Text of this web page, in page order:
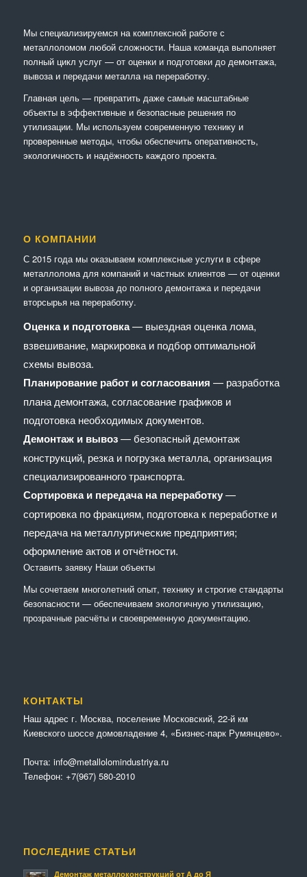
Мы специализируемся на комплексной работе с
металлоломом любой сложности. Наша команда выполняет
полный цикл услуг — от оценки и подготовки до демонтажа,
вывоза и передачи металла на переработку.
Главная цель — превратить даже самые масштабные
объекты в эффективные и безопасные решения по
утилизации. Мы используем современную технику и
проверенные методы, чтобы обеспечить оперативность,
экологичность и надёжность каждого проекта.
О КОМПАНИИ
С 2015 года мы оказываем комплексные услуги в сфере
металлолома для компаний и частных клиентов — от оценки
и организации вывоза до полного демонтажа и передачи
вторсырья на переработку.
Оценка и подготовка— выездная оценка лома,
взвешивание, маркировка и подбор оптимальной
схемы вывоза.
Планирование работ и согласования — разработка
плана демонтажа, согласование графиков и
подготовка необходимых документов.
Демонтаж и вывоз— безопасный демонтаж
конструкций, резка и погрузка металла, организация
специализированного транспорта.
Сортировка и передача на переработку—
сортировка по фракциям, подготовка к переработке и
передача на металлургические предприятия;
оформление актов и отчётности.
Оставить заявку Наши объекты
Мы сочетaем многолетний опыт, технику и строгие стандарты
безопасности — обеспечиваем экологичную утилизацию,
прозрачные расчёты и своевременную документацию.
КОНТАКТЫ
Наш адрес г. Москва, поселение Московский, 22-й км
Киевского шоссе домовладение 4, «Бизнес-парк Румянцево».
Почта: info@metallolomindustriya.ru
Телефон: +7(967) 580-2010
ПОСЛЕДНИЕ СТАТЬИ
Демонтаж металлоконструкций от А до Я